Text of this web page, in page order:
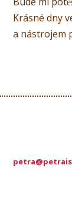
Krásné dny
a nástrojem